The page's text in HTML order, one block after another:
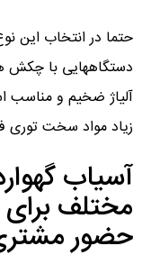
حتما در انتخاب این
دستگاههایی با چکش
آلیاژ ضخیم و
زیاد مواد سخت توری
آسیاب
مختلف برای
حضور